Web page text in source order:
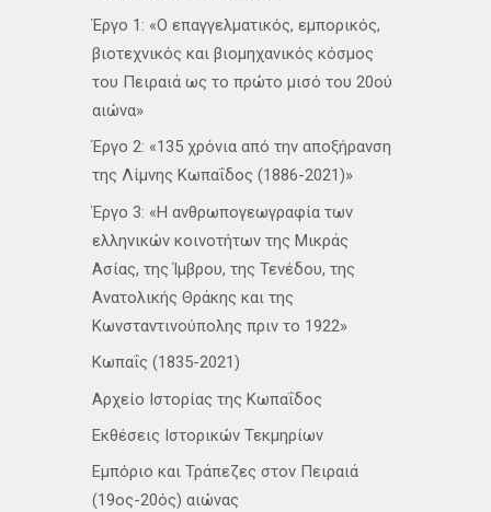
Έργο 1: «Ο επαγγελματικός, εμπορικός,
βιοτεχνικός και βιομηχανικός κόσμος
του Πειραιά ως το πρώτο μισό του 20ού
αιώνα»
Έργο 2: «135 χρόνια από την αποξήρανση
της Λίμνης Κωπαΐδος (1886-2021)»
Έργο 3: «Η ανθρωπογεωγραφία των
ελληνικών κοινοτήτων της Μικράς
Ασίας, της Ίμβρου, της Τενέδου, της
Ανατολικής Θράκης και της
Κωνσταντινούπολης πριν το 1922»
Κωπαΐς (1835-2021)
Αρχείο Ιστορίας της Κωπαΐδος
Εκθέσεις Ιστορικών Τεκμηρίων
Εμπόριο και Τράπεζες στον Πειραιά
(19ος-20ός) αιώνας